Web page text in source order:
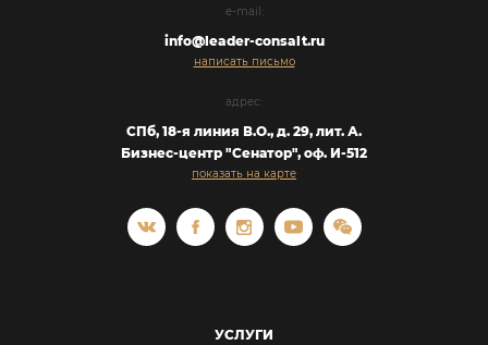
УСЛУГИ
e-mail:
info@leader-consalt.ru
написать письмо
адрес:
СПб, 18-я линия В.O., д. 29, лит. А.
Бизнес-центр "Сенатор", оф. И-512
показать на карте